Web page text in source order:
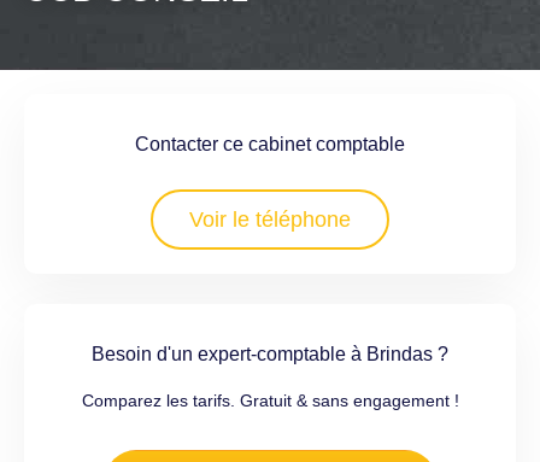
Contacter ce cabinet comptable
Voir le téléphone
Besoin d'un expert-comptable à Brindas ?
Comparez les tarifs. Gratuit & sans engagement !